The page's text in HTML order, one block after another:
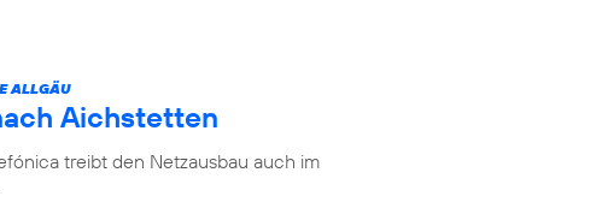
ALLGÄU
Aichstetten
treibt den Netzausbau auch im